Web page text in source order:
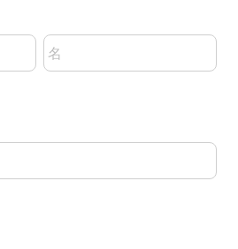
名前の名